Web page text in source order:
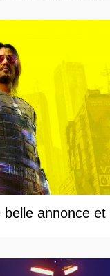
annonce et